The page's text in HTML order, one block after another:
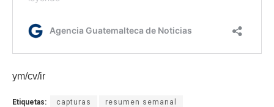
ym/cv/ir
Etiquetas: capturas resumen semanal